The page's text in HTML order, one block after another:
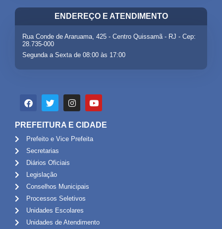
ENDEREÇO E ATENDIMENTO
Rua Conde de Araruama, 425 - Centro Quissamã - RJ - Cep:
28.735-000
Segunda a Sexta de 08:00 às 17:00
PREFEITURA E CIDADE
Prefeito e Vice Prefeita
Secretarias
Diários Oficiais
Legislação
Conselhos Municipais
Processos Seletivos
Unidades Escolares
Unidades de Atendimento